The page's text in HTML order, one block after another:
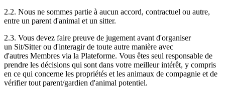
2.2. Nous ne sommes partie à aucun accord, contractuel ou autre,
entre un parent d'animal et un sitter.
2.3. Vous devez faire preuve de jugement avant d'organiser
un Sit/Sitter ou d'interagir de toute autre manière avec
d'autres Membres via la Plateforme. Vous êtes seul responsable de
prendre les décisions qui sont dans votre meilleur intérêt, y compris
en ce qui concerne les propriétés et les animaux de compagnie et de
vérifier tout parent/gardien d'animal potentiel.